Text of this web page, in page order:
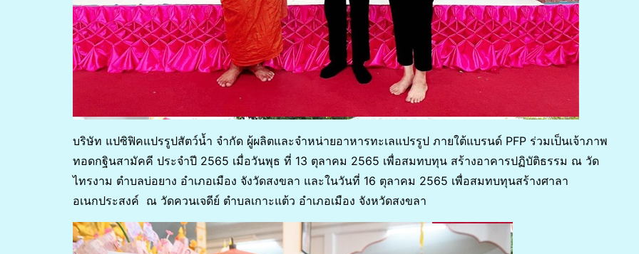
บริษัท แปซิฟิคแปรรูปสัตว์น้ำ จำกัด ผู้ผลิตและจำหน่ายอาหารทะเลแปรรูป ภายใต้แบรนด์ PFP ร่วมเป็นเจ้าภาพ
ทอดกฐินสามัคคี ประจำปี 2565 เมื่อวันพุธ ที่ 13 ตุลาคม 2565 เพื่อสมทบทุน สร้างอาคารปฏิบัติธรรม ณ วัด
ไทรงาม ตำบลบ่อยาง อำเภอเมือง จังวัดสงขลา และในวันที่ 16 ตุลาคม 2565 เพื่อสมทบทุนสร้างศาลา
อเนกประสงค์ ณ วัดควนเจดีย์ ตำบลเกาะแต้ว อำเภอเมือง จังหวัดสงขลา